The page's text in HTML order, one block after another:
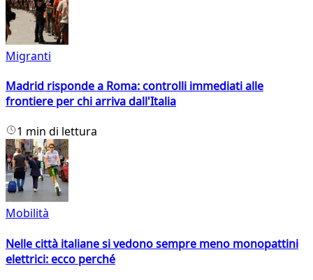
Migranti
Madrid risponde a Roma: controlli immediati alle
frontiere per chi arriva dall'Italia
1 min di lettura
Mobilità
Nelle città italiane si vedono sempre meno monopattini
elettrici: ecco perché